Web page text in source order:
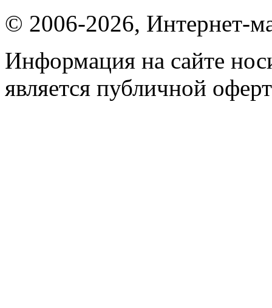
© 2006-2026, Интернет-
Информация на сайте
является публичной